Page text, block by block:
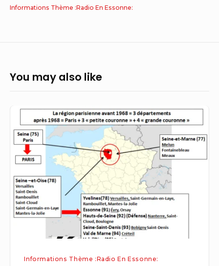
Informations Thème :Radio En Essonne:
You may also like
Pourquoi
département
de
l’Essonne
porte
le
numéro
91
Informations Thème :Radio En Essonne: